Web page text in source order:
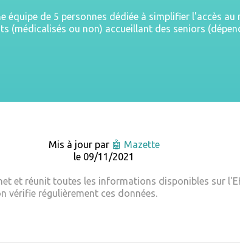
équipe de 5 personnes dédiée à simplifier l'accès au
(médicalisés ou non) accueillant des seniors
Mis à jour par 🤖 Mazette
le 09/11/2021
et réunit toutes les informations disponibles sur
vérifie régulièrement ces données.